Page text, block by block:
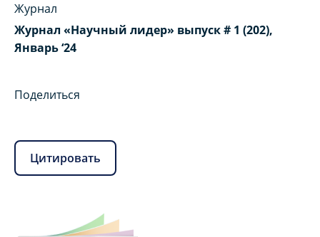
Журнал
Журнал «Научный лидер» выпуск # 1 (202),
Январь ‘24
Поделиться
Цитировать